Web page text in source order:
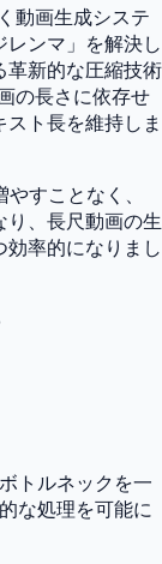
動画生成システ
レンマ」を解決し
革新的な圧縮技術
の長さに依存せ
ト長を維持しま
すことなく、
り、長尺動画の生
率的になりまし
トルネックを一
な処理を可能に